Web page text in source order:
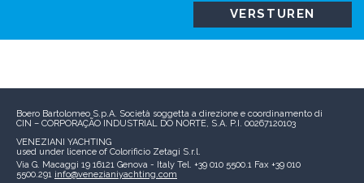
Boero Bartolomeo S.p.A. Società soggetta a direzione e coordinamento di
CIN – CORPORAÇÃO INDUSTRIAL DO NORTE, S.A. P.I. 00267120103
VENEZIANI YACHTING
used under licence of Colorificio Zetagi S.r.l.
Via G. Macaggi 19 16121 Genova - Italy Tel. +39 010 5500.1 Fax +39 010
5500.291 info@venezianiyachting.com